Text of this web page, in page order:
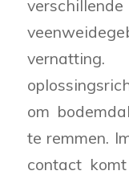
om
te remmen.
contact